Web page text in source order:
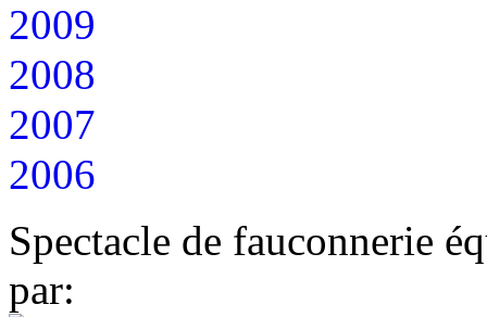
2009
2008
2007
2006
Spectacle de fauconnerie
par: